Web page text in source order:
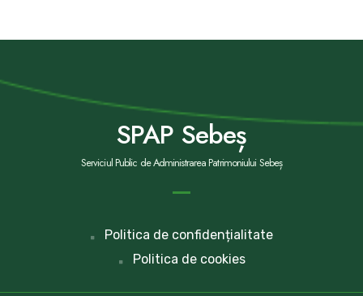
SPAP Sebeș
Serviciul Public de Administrarea Patrimoniului Sebeș
Politica de confidențialitate
Politica de cookies